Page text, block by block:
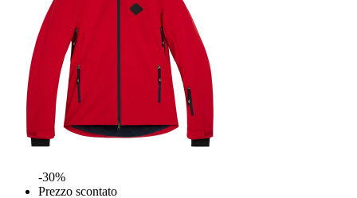
-30%
Prezzo scontato